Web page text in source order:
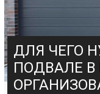
ДЛЯ ЧЕГО
ПОДВАЛЕ В